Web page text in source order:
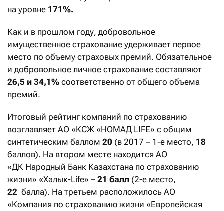
на уровне 171%.
Как и в прошлом году, добровольное
имущественное страхование удерживает первое
место по объему страховых премий. Обязательное
и добровольное личное страхование составляют
26,5 и 34,1% соответственно от общего объема
премий.
Итоговый рейтинг компаний по страхованию
возглавляет АО «КСЖ «НОМАД LIFE» с общим
синтетическим баллом 20 (в 2017 – 1-е место, 18
баллов). На втором месте находится АО
«ДК Народный Банк Казахстана по страхованию
жизни» «Халык-Life» – 21 балл (2-е место,
22 балла). На третьем расположилось АО
«Компания по страхованию жизни «Европейская